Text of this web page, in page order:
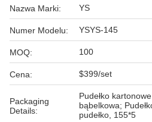
Nazwa Marki: YS
Numer Modelu: YSYS-145
MOQ: 100
Cena: $399/set
Packaging
Details:
Pudełko
bąbelkowa;
pudełko, 155*5